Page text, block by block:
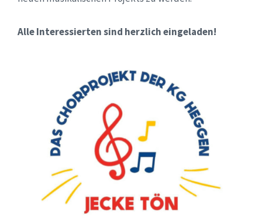
Alle Interessierten sind herzlich eingeladen!